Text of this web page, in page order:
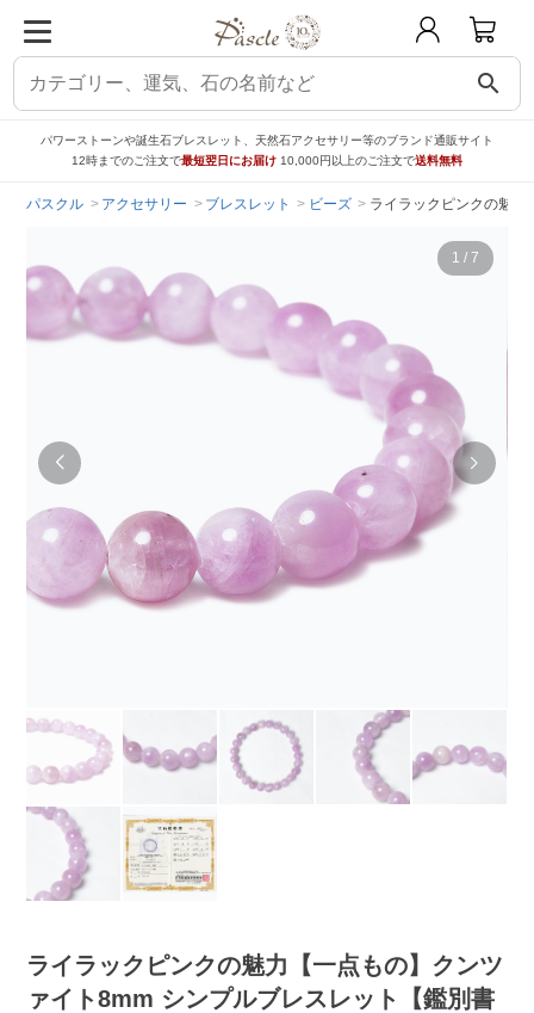
search
パワーストーンや誕生石ブレスレット、天然石アクセサリー等のブランド通販サイト
12時までのご注文で最短翌日にお届け 10,000円以上のご注文で送料無料
パスクル アクセサリー ブレスレット ビーズ ライラックピンクの魅力
1 / 7
ライラックピンクの魅力【一点もの】クンツ
ァイト8mm シンプルブレスレット【鑑別書